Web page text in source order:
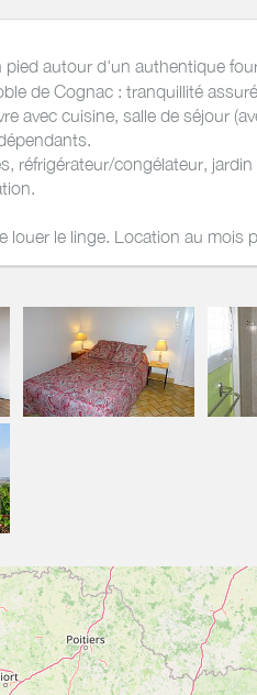
autour d'un authentique
de Cognac : tranquillité
avec cuisine, salle de séjour
réfrigérateur/congélateur,
louer le linge. Location au mois